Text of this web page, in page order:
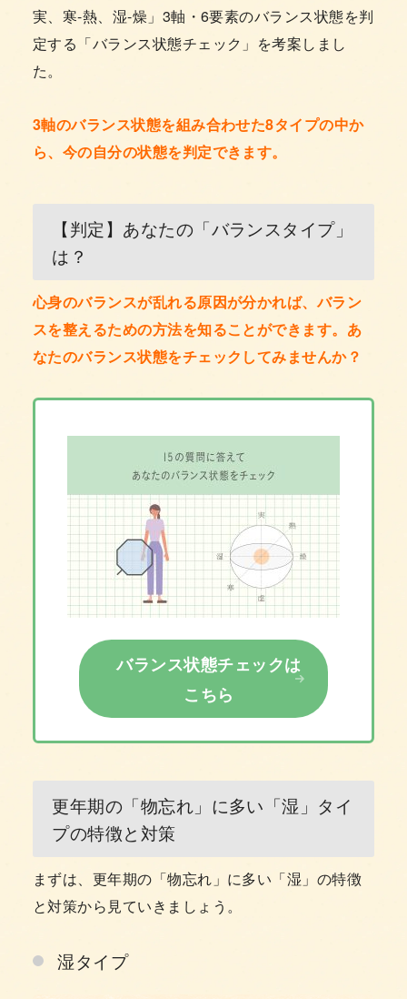
実、寒-熱、湿-燥」3軸・6要素のバランス状態を判
定する「バランス状態チェック」を考案しまし
た。
3軸のバランス状態を組み合わせた8タイプの中か
ら、今の自分の状態を判定できます。
【判定】あなたの「バランスタイプ」
は？
心身のバランスが乱れる原因が分かれば、バラン
スを整えるための方法を知ることができます。あ
なたのバランス状態をチェックしてみませんか？
バランス状態チェックは
こちら
更年期の「物忘れ」に多い「湿」タイ
プの特徴と対策
まずは、更年期の「物忘れ」に多い「湿」の特徴
と対策から見ていきましょう。
湿タイプ